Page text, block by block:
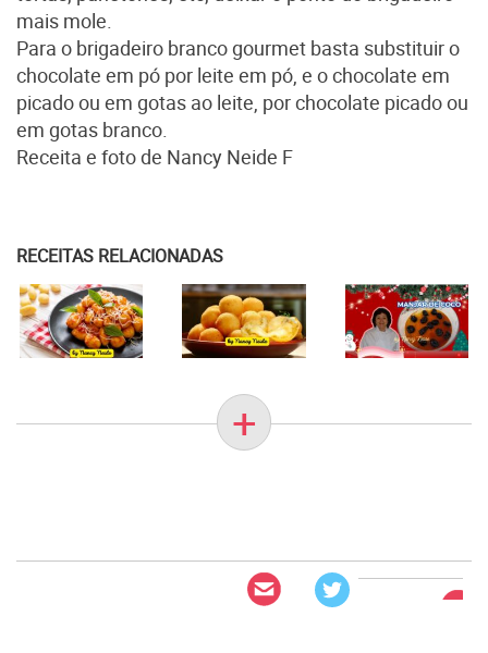
mais mole.
Para o brigadeiro branco gourmet basta substituir o
chocolate em pó por leite em pó, e o chocolate em
picado ou em gotas ao leite, por chocolate picado ou
em gotas branco.
Receita e foto de Nancy Neide F
RECEITAS RELACIONADAS
+